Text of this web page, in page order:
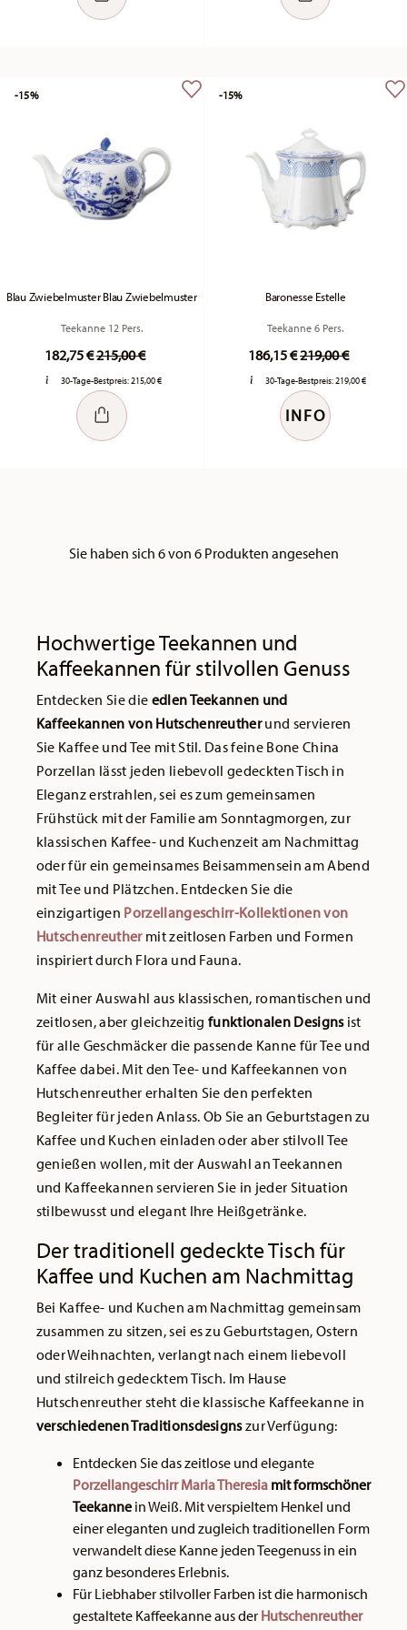
Blau Zwiebelmuster Blau Zwiebelmuster
Teekanne 12 Pers.
182,75 €Price reduced from
215,00 €to
30-Tage-Bestpreis:215,00 €
-15%
Baronesse Estelle
Teekanne 6 Pers.
186,15 €Price reduced
219,00 €to
30-Tage-Bestpreis:219,00 €
INFO
-15%
Sie haben sich 6 von 6 Produkten angesehen
Hochwertige Teekannen und
Kaffeekannen für stilvollen Genuss
Entdecken Sie die edlen Teekannen und
Kaffeekannen von Hutschenreutherund servieren
Sie Kaffee und Tee mit Stil. Das feine Bone China
Porzellan lässt jeden liebevoll gedeckten Tisch in
Eleganz erstrahlen, sei es zum gemeinsamen
Frühstück mit der Familie am Sonntagmorgen, zur
klassischen Kaffee- und Kuchenzeit am Nachmittag
oder für ein gemeinsames Beisammensein am Abend
mit Tee und Plätzchen. Entdecken Sie die
einzigartigen Porzellangeschirr-Kollektionen von
Hutschenreuthermit zeitlosen Farben und Formen
inspiriert durch Flora und Fauna.
Mit einer Auswahl aus klassischen, romantischen und
zeitlosen, aber gleichzeitigfunktionalen Designsist
für alle Geschmäcker die passende Kanne für Tee und
Kaffee dabei. Mit den Tee- und Kaffeekannen von
Hutschenreuther erhalten Sie den perfekten
Begleiter für jeden Anlass. Ob Sie an Geburtstagen zu
Kaffee und Kuchen einladen oder aber stilvoll Tee
genießen wollen, mit der Auswahl an Teekannen
und Kaffeekannen servieren Sie in jeder Situation
stilbewusst und elegant Ihre Heißgetränke.
Der traditionell gedeckte Tisch für
Kaffee und Kuchen am Nachmittag
Bei Kaffee- und Kuchen am Nachmittag gemeinsam
zusammen zu sitzen, sei es zu Geburtstagen, Ostern
oder Weihnachten, verlangt nach einem liebevoll
und stilreich gedecktem Tisch. Im Hause
Hutschenreuther steht die klassische Kaffeekanne in
verschiedenen Traditionsdesignszur Verfügung:
Entdecken Sie das zeitlose und elegante
Porzellangeschirr Maria Theresiamit formschöner
Teekannein Weiß. Mit verspieltem Henkel und
einer eleganten und zugleich traditionellen Form
verwandelt diese Kanne jeden Teegenuss in ein
ganz besonderes Erlebnis.
Für Liebhaber stilvoller Farben ist die harmonisch
gestaltete Kaffeekanne aus der Hutschenreuther